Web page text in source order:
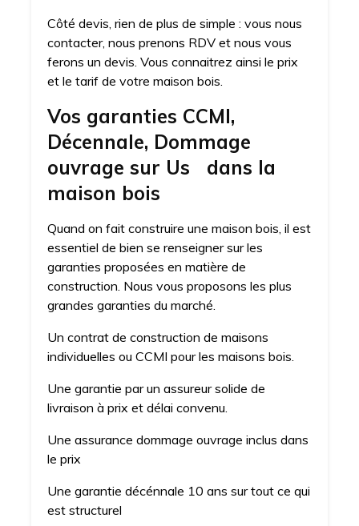
Côté devis, rien de plus de simple : vous nous
contacter, nous prenons RDV et nous vous
ferons un devis. Vous connaitrez ainsi le prix
et le tarif de votre maison bois.
Vos garanties CCMI,
Décennale, Dommage
ouvrage sur Us dans la
maison bois
Quand on fait construire une maison bois, il est
essentiel de bien se renseigner sur les
garanties proposées en matière de
construction. Nous vous proposons les plus
grandes garanties du marché.
Un contrat de construction de maisons
individuelles ou CCMI pour les maisons bois.
Une garantie par un assureur solide de
livraison à prix et délai convenu.
Une assurance dommage ouvrage inclus dans
le prix
Une garantie décénnale 10 ans sur tout ce qui
est structurel